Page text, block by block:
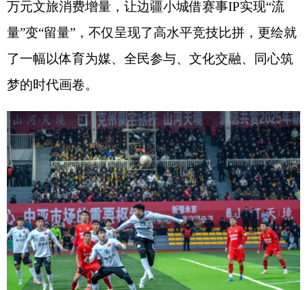
茶香暖心：“警茶”打造高原服务新地标
��2025年5月，全疆首家由边境管理部门与
文旅部门联合打造的特色服务品牌——“警茶”正式
上线。以一杯免费特色热茶为纽带，成为帕米尔高
原的暖心名片。在G314国道盖孜边境检查站“警
茶”服务点，游客扫码即可领取热茶，同步获得高原
旅行安全提示、路线规划等实用服务。这里还融入
趣味普法，配套应急医疗包，联合多方建立“ 15分钟
响应圈”，让执法的刚性与服务的柔性完美融合，成
为“警旅融合”的生动范例。